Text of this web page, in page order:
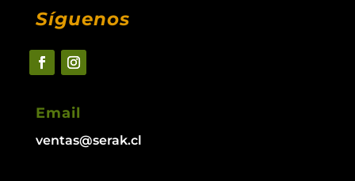
Síguenos
Email
ventas@serak.cl